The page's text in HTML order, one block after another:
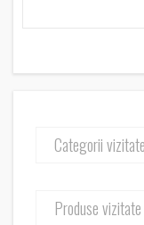
Categorii
Produse